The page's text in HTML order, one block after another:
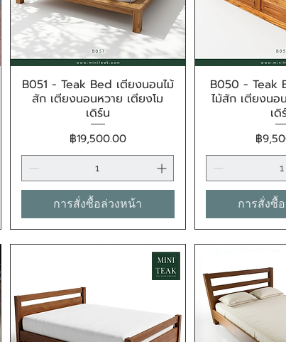
ดูข้อมูลด่วน
B051 - Teak Bed เตียงนอนไม้
สัก เตียงนอนหวาย เตียงโม
เดิร์น
ราคา
฿19,500.00
การสั่งซื้อล่วงหน้า
ดูข้อมู
B050 - Teak
ไม้สัก เตียงนอ
เดิ
฿
การสั่งซื้